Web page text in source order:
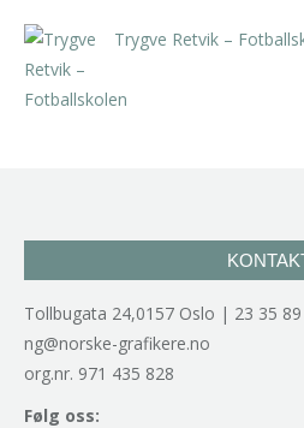
Trygve Retvik –
Tollbugata 24,0157 Oslo | 23 35 89
ng@norske-grafikere.no
org.nr. 971 435 828
Følg oss: